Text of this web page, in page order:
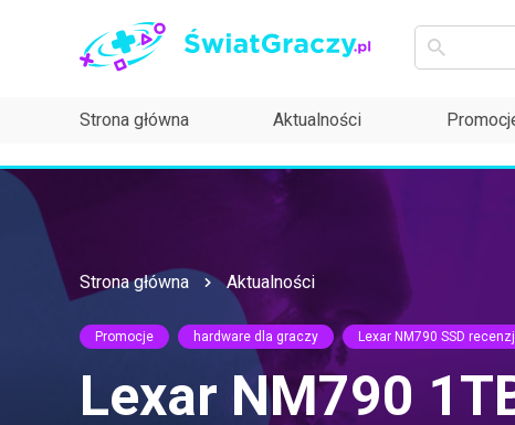
Strona główna Aktualności
Strona główna Aktualności
Promocje hardware dla graczy Lexar NM790 SSD
Lexar NM790